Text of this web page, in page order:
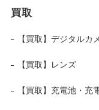
買取
【買取】デジタルカ
【買取】レンズ
【買取】充電池・充